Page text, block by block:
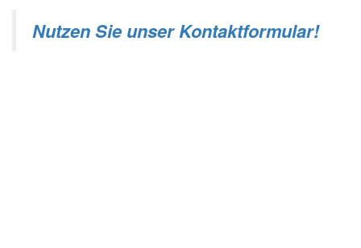
Nutzen Sie unser Kontaktformular!